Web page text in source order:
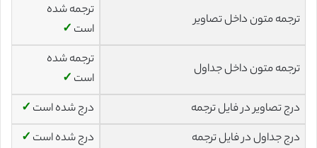
ترجمه متون داخل تصاویر
ترجمه شده
است ✓
ترجمه متون داخل جداول
ترجمه شده
است ✓
درج تصاویر در فایل ترجمه
درج شده است ✓
درج جداول در فایل ترجمه
درج شده است ✓